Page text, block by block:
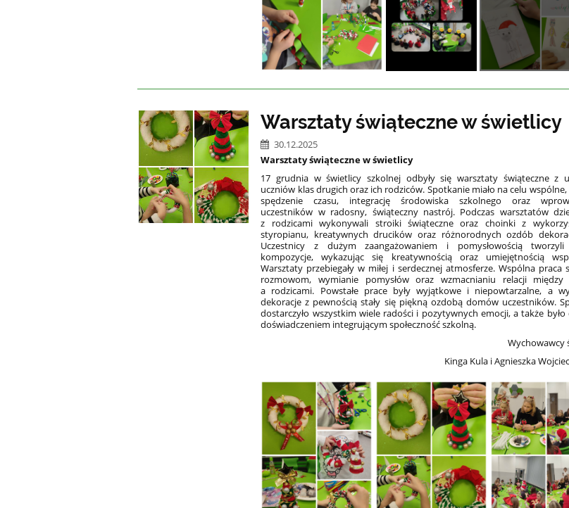
Warsztaty świąteczne w świetlicy
30.12.2025
Warsztaty świąteczne w świetlicy
17 grudnia w świetlicy szkolnej odbyły się warsztaty świąteczne z
uczniów klas drugich oraz ich rodziców. Spotkanie miało na celu
spędzenie czasu, integrację środowiska szkolnego oraz
uczestników w radosny, świąteczny nastrój. Podczas warsztatów
z rodzicami wykonywali stroiki świąteczne oraz choinki z
styropianu, kreatywnych drucików oraz różnorodnych ozdób
Uczestnicy z dużym zaangażowaniem i pomysłowością tworzyli
kompozycje, wykazując się kreatywnością oraz umiejętnością
Warsztaty przebiegały w miłej i serdecznej atmosferze. Wspólna praca
rozmowom, wymianie pomysłów oraz wzmacnianiu relacji między
a rodzicami. Powstałe prace były wyjątkowe i niepowtarzalne, a
dekoracje z pewnością stały się piękną ozdobą domów uczestników.
dostarczyło wszystkim wiele radości i pozytywnych emocji, a także było
doświadczeniem integrującym społeczność szkolną.
Wychowawcy
Kinga Kula i Agnieszka